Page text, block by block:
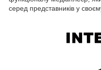
серед представників у